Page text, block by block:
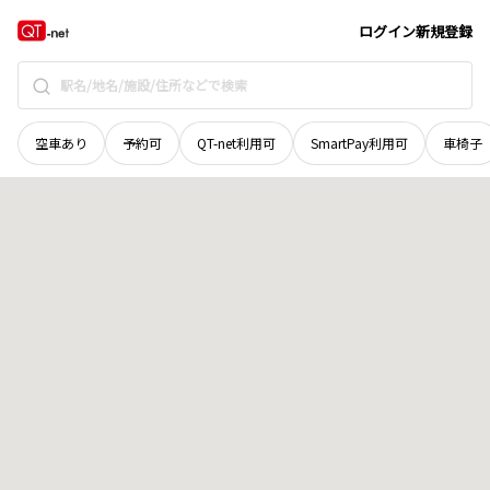
ログイン新規登録
空車あり 予約可 QT-net利用可 SmartPay利用可 車椅子
青森県